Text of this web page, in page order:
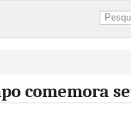
comemora